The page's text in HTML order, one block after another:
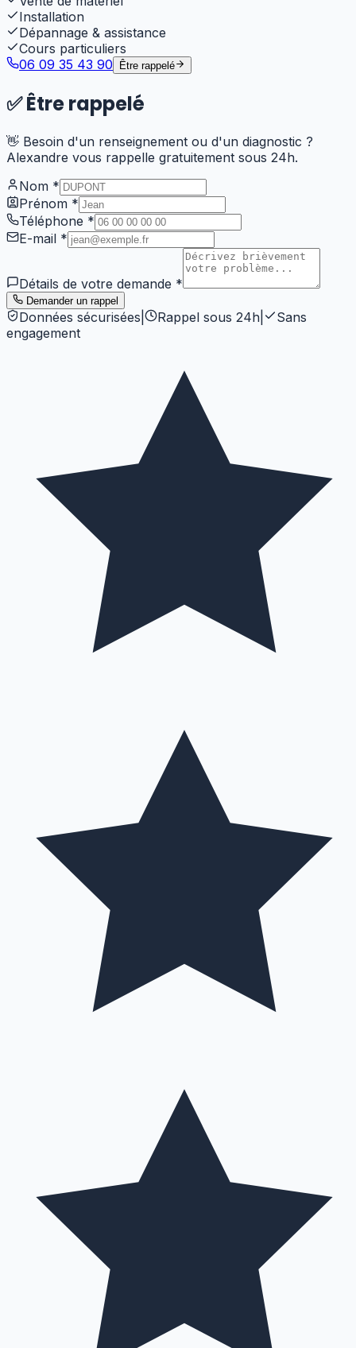
Installation
Dépannage & assistance
Cours particuliers
06 09 35 43 90
Être rappelé
✅Être rappelé
👋 Besoin d'un renseignement ou d'un diagnostic ?
Alexandre vous rappelle gratuitement sous 24h.
Nom *
Prénom *
Téléphone *
E-mail *
Détails de votre demande *
Demander un rappel
Données sécurisées Rappel sous 24h
Sans
engagement